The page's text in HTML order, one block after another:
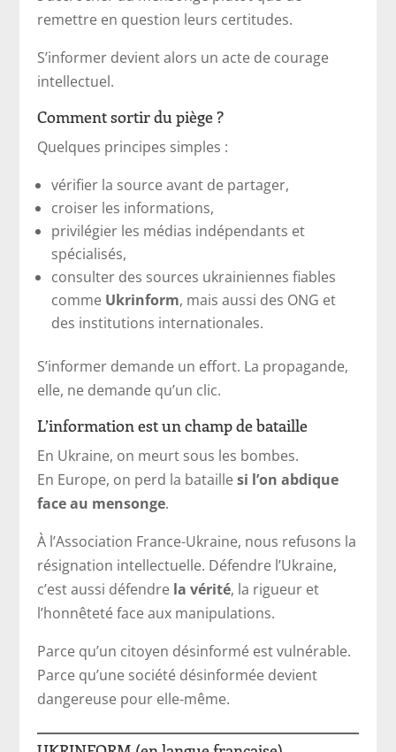
remettre en question leurs certitudes.
S’informer devient alors un acte de courage
intellectuel.
Comment sortir du piège ?
Quelques principes simples :
vérifier la source avant de partager,
croiser les informations,
privilégier les médias indépendants et
spécialisés,
consulter des sources ukrainiennes fiables
comme Ukrinform, mais aussi des ONG et
des institutions internationales.
S’informer demande un effort. La propagande,
elle, ne demande qu’un clic.
L’information est un champ de bataille
En Ukraine, on meurt sous les bombes.
En Europe, on perd la bataillesi l’on abdique
face au mensonge.
À l’Association France-Ukraine, nous refusons la
résignation intellectuelle. Défendre l’Ukraine,
c’est aussi défendre la vérité, la rigueur et
l’honnêteté face aux manipulations.
Parce qu’un citoyen désinformé est vulnérable.
Parce qu’une société désinformée devient
dangereuse pour elle-même.